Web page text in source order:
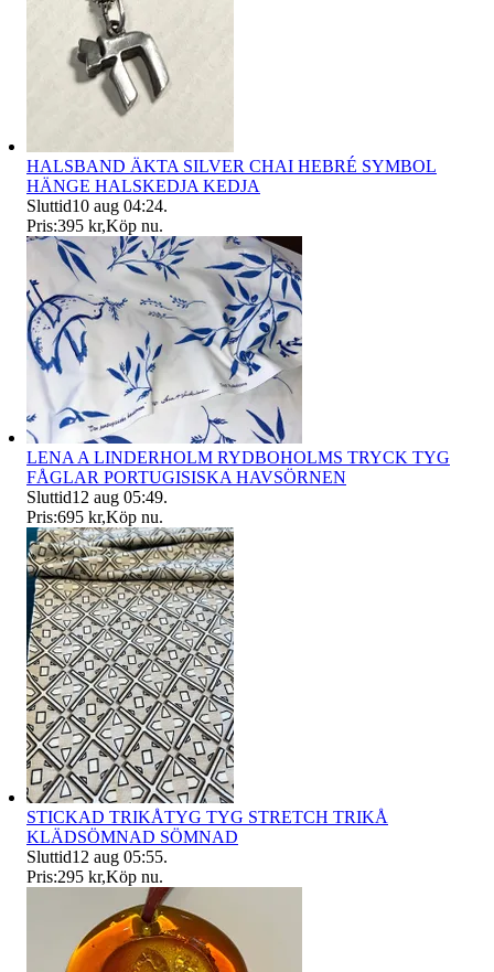
HALSBAND ÄKTA SILVER CHAI HEBRÉ SYMBOL
HÄNGE HALSKEDJA KEDJA
Sluttid10 aug 04:24.
Pris:395 kr,Köp nu.
LENA A LINDERHOLM RYDBOHOLMS TRYCK TYG
FÅGLAR PORTUGISISKA HAVSÖRNEN
Sluttid12 aug 05:49.
Pris:695 kr,Köp nu.
STICKAD TRIKÅTYG TYG STRETCH TRIKÅ
KLÄDSÖMNAD SÖMNAD
Sluttid12 aug 05:55.
Pris:295 kr,Köp nu.